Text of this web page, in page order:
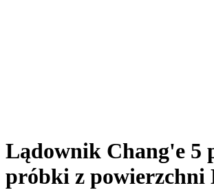
Lądownik Chang'e 5
próbki z powierzchni